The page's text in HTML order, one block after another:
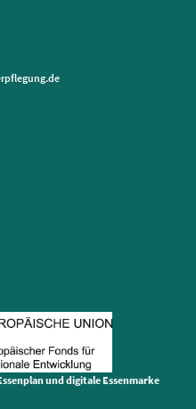
und digitale Essenmarke